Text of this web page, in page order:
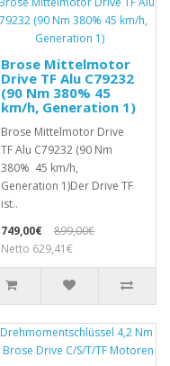
Brose Mittelmotor
Drive TF Alu C79232
(90 Nm 380% 45
km/h, Generation 1)
Brose Mittelmotor Drive
TF Alu C79232 (90 Nm
380% 45 km/h,
Generation 1)Der Drive TF
ist..
749,00€
899,00€
Netto 629,41€